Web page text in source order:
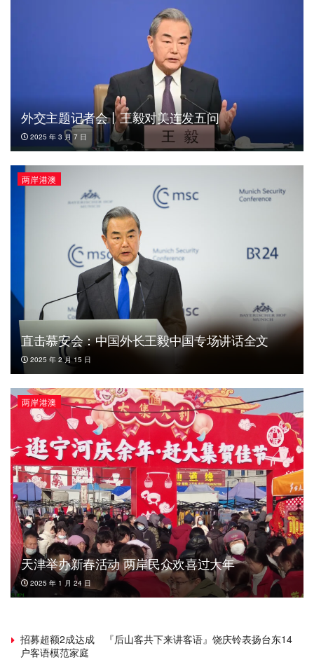
外交主题记者会丨王毅对美连发五问
2025 年 3 月 7 日
两岸港澳
直击慕安会：中国外长王毅中国专场讲话全文
2025 年 2 月 15 日
两岸港澳
天津举办新春活动 两岸民众欢喜过大年
2025 年 1 月 24 日
招募超额2成达成 『后山客共下来讲客语』饶庆铃表扬台东14
户客语模范家庭